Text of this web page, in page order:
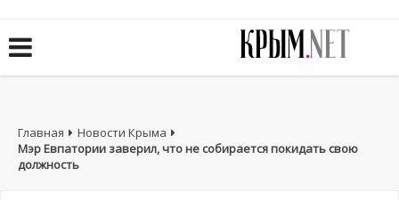
Главная
Новости Крыма
Мэр Евпатории заверил, что не собирается покидать свою
должность